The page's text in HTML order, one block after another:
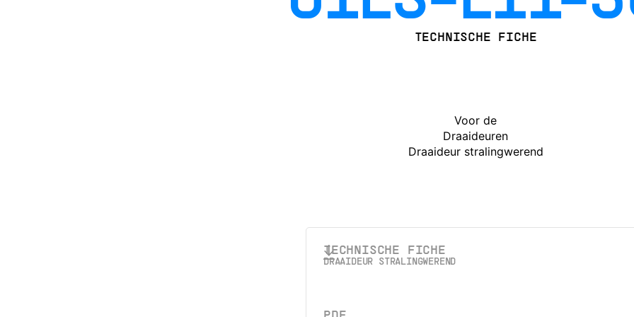
TECHNISCHE FICHE
Voor de
Draaideuren
Draaideur stralingwerend
TECHNISCHE FICHE
DRAAIDEUR STRALINGWEREND